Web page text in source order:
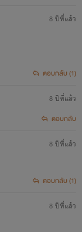
8 ปีที่แล้ว
ตอบกลับ (1)
8 ปีที่แล้ว
ตอบกลับ
8 ปีที่แล้ว
ตอบกลับ (1)
8 ปีที่แล้ว